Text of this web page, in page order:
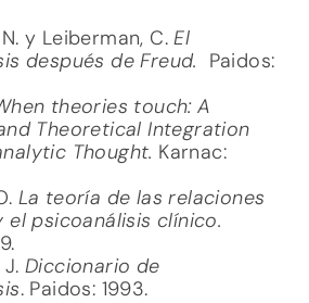
y Leiberman, C.El
después de Freud. Paidos:
theories touch: A
Theoretical Integration
Thought. Karnac:
La teoría de las relaciones
el psicoanálisis clínico.
Diccionario de
. Paidos: 1993.